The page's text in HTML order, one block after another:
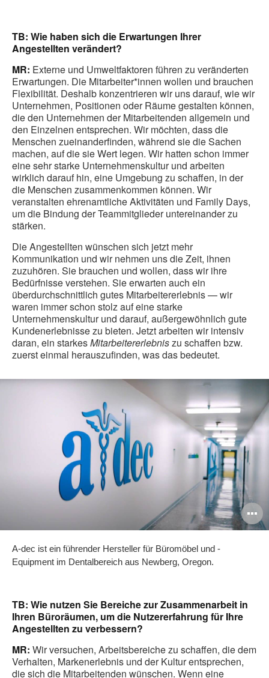
TB: Wie haben sich die Erwartungen Ihrer
Angestellten verändert?
MR: Externe und Umweltfaktoren führen zu veränderten
Erwartungen. Die Mitarbeiter*innen wollen und brauchen
Flexibilität. Deshalb konzentrieren wir uns darauf, wie wir
Unternehmen, Positionen oder Räume gestalten können,
die den Unternehmen der Mitarbeitenden allgemein und
den Einzelnen entsprechen. Wir möchten, dass die
Menschen zueinanderfinden, während sie die Sachen
machen, auf die sie Wert legen. Wir hatten schon immer
eine sehr starke Unternehmenskultur und arbeiten
wirklich darauf hin, eine Umgebung zu schaffen, in der
die Menschen zusammenkommen können. Wir
veranstalten ehrenamtliche Aktivitäten und Family Days,
um die Bindung der Teammitglieder untereinander zu
stärken.
Die Angestellten wünschen sich jetzt mehr
Kommunikation und wir nehmen uns die Zeit, ihnen
zuzuhören. Sie brauchen und wollen, dass wir ihre
Bedürfnisse verstehen. Sie erwarten auch ein
überdurchschnittlich gutes Mitarbeitererlebnis — wir
waren immer schon stolz auf eine starke
Unternehmenskultur und darauf, außergewöhnlich gute
Kundenerlebnisse zu bieten. Jetzt arbeiten wir intensiv
daran, ein starkesMitarbeitererlebniszu schaffen bzw.
zuerst einmal herauszufinden, was das bedeutet.
A-dec ist ein führender Hersteller für Büromöbel und -
Equipment im Dentalbereich aus Newberg, Oregon.
TB: Wie nutzen Sie Bereiche zur Zusammenarbeit in
Ihren Büroräumen, um die Nutzererfahrung für Ihre
Angestellten zu verbessern?
MR: Wir versuchen, Arbeitsbereiche zu schaffen, die dem
Verhalten, Markenerlebnis und der Kultur entsprechen,
die sich die Mitarbeitenden wünschen. Wenn eine